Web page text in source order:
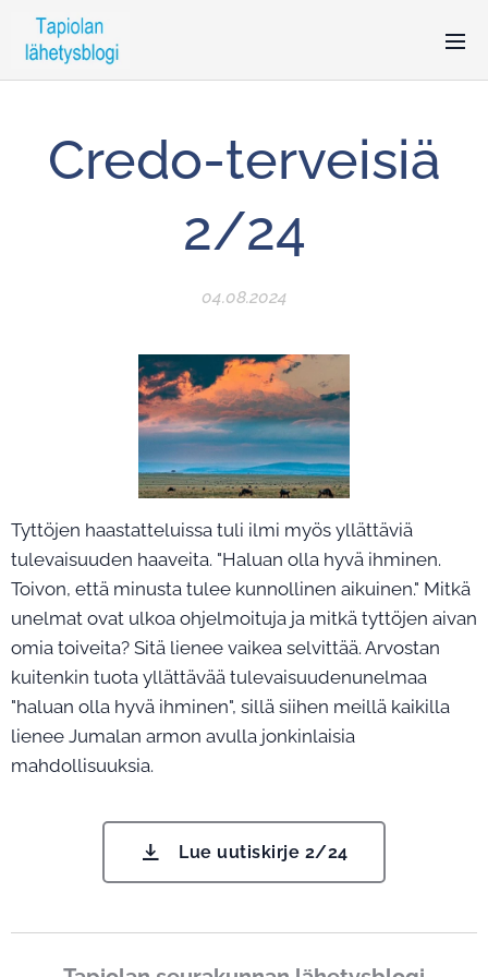
Credo-terveisiä
2/24
04.08.2024
Tyttöjen haastatteluissa tuli ilmi myös yllättäviä
tulevaisuuden haaveita. "Haluan olla hyvä ihminen.
Toivon, että minusta tulee kunnollinen aikuinen." Mitkä
unelmat ovat ulkoa ohjelmoituja ja mitkä tyttöjen aivan
omia toiveita? Sitä lienee vaikea selvittää. Arvostan
kuitenkin tuota yllättävää tulevaisuudenunelmaa
"haluan olla hyvä ihminen", sillä siihen meillä kaikilla
lienee Jumalan armon avulla jonkinlaisia
mahdollisuuksia.
Lue uutiskirje 2/24